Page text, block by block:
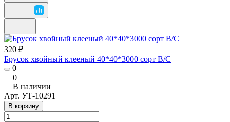
320 ₽
Брусок хвойный клееный 40*40*3000 сорт В/С
0
0
В наличии
Арт. УТ-10291
В корзину